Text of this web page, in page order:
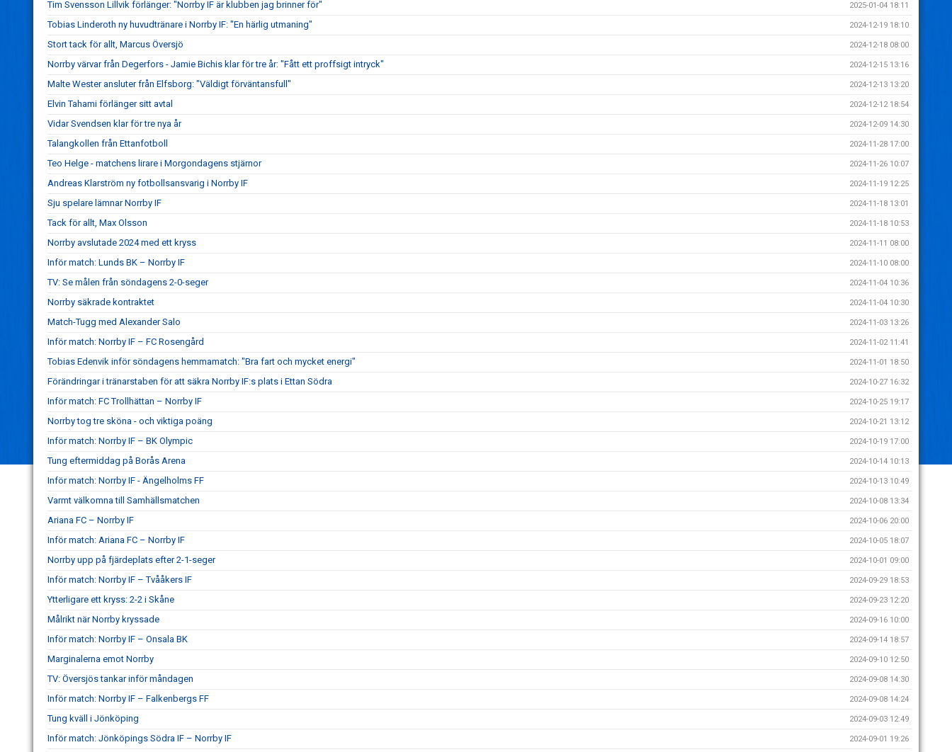
Tim Svensson Lillvik förlänger: "Norrby IF är klubben jag brinner för" 2025-01-04 18:11
Tobias Linderoth ny huvudtränare i Norrby IF: "En härlig utmaning" 2024-12-19 18:10
Stort tack för allt, Marcus Översjö 2024-12-18 08:00
Norrby värvar från Degerfors - Jamie Bichis klar för tre år: "Fått ett proffsigt intryck" 2024-12-15 13:16
Malte Wester ansluter från Elfsborg: "Väldigt förväntansfull" 2024-12-13 13:20
Elvin Tahami förlänger sitt avtal 2024-12-12 18:54
Vidar Svendsen klar för tre nya år 2024-12-09 14:30
Talangkollen från Ettanfotboll 2024-11-28 17:00
Teo Helge - matchens lirare i Morgondagens stjärnor 2024-11-26 10:07
Andreas Klarström ny fotbollsansvarig i Norrby IF 2024-11-19 12:25
Sju spelare lämnar Norrby IF 2024-11-18 13:01
Tack för allt, Max Olsson 2024-11-18 10:53
Norrby avslutade 2024 med ett kryss 2024-11-11 08:00
Inför match: Lunds BK – Norrby IF 2024-11-10 08:00
TV: Se målen från söndagens 2-0-seger 2024-11-04 10:36
Norrby säkrade kontraktet 2024-11-04 10:30
Match-Tugg med Alexander Salo 2024-11-03 13:26
Inför match: Norrby IF – FC Rosengård 2024-11-02 11:41
Tobias Edenvik inför söndagens hemmamatch: "Bra fart och mycket energi" 2024-11-01 18:50
Förändringar i tränarstaben för att säkra Norrby IF:s plats i Ettan Södra 2024-10-27 16:32
Inför match: FC Trollhättan – Norrby IF 2024-10-25 19:17
Norrby tog tre sköna - och viktiga poäng 2024-10-21 13:12
Inför match: Norrby IF – BK Olympic 2024-10-19 17:00
Tung eftermiddag på Borås Arena 2024-10-14 10:13
Inför match: Norrby IF - Ängelholms FF 2024-10-13 10:49
Varmt välkomna till Samhällsmatchen 2024-10-08 13:34
Ariana FC – Norrby IF 2024-10-06 20:00
Inför match: Ariana FC – Norrby IF 2024-10-05 18:07
Norrby upp på fjärdeplats efter 2-1-seger 2024-10-01 09:00
Inför match: Norrby IF – Tvååkers IF 2024-09-29 18:53
Ytterligare ett kryss: 2-2 i Skåne 2024-09-23 12:20
Målrikt när Norrby kryssade 2024-09-16 10:00
Inför match: Norrby IF – Onsala BK 2024-09-14 18:57
Marginalerna emot Norrby 2024-09-10 12:50
TV: Översjös tankar inför måndagen 2024-09-08 14:30
Inför match: Norrby IF – Falkenbergs FF 2024-09-08 14:24
Tung kväll i Jönköping 2024-09-03 12:49
Inför match: Jönköpings Södra IF – Norrby IF 2024-09-01 19:26